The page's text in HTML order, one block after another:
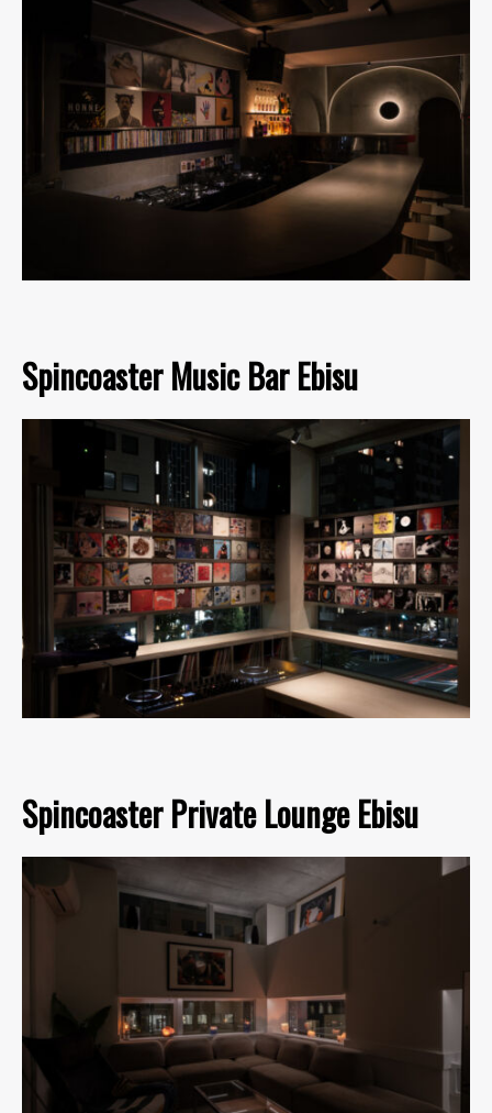
Spincoaster Music Bar Ebisu
Spincoaster Private Lounge Ebisu